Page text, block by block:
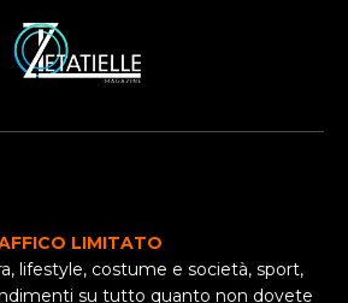
LIMITATO
lifestyle, costume e società, sport,
su tutto quanto non dovete